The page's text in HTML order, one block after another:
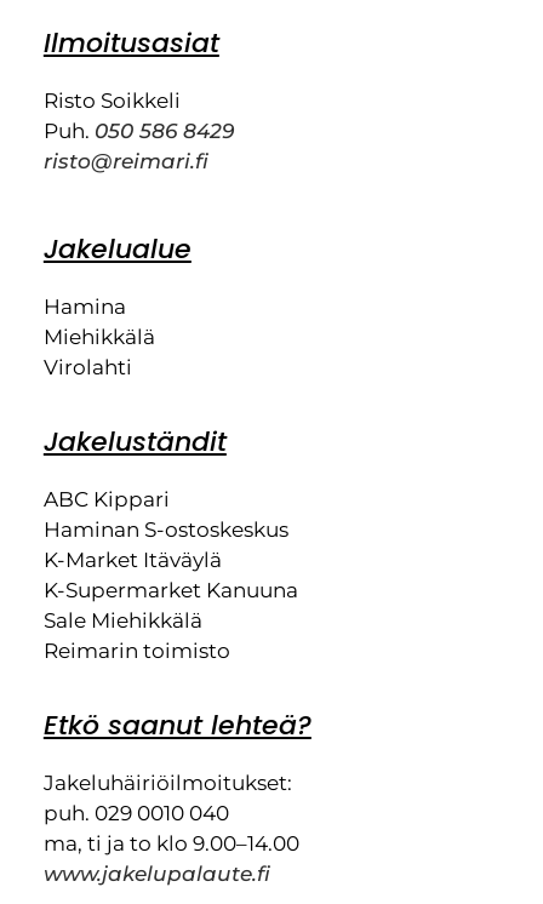
Ilmoitusasiat
Risto Soikkeli
Puh. 050 586 8429
risto@reimari.fi
Jakelualue
Hamina
Miehikkälä
Virolahti
Jakeluständit
ABC Kippari
Haminan S-ostoskeskus
K-Market Itäväylä
K-Supermarket Kanuuna
Sale Miehikkälä
Reimarin toimisto
Etkö saanut lehteä?
Jakeluhäiriöilmoitukset:
puh. 029 0010 040
ma, ti ja to klo 9.00–14.00
www.jakelupalaute.fi